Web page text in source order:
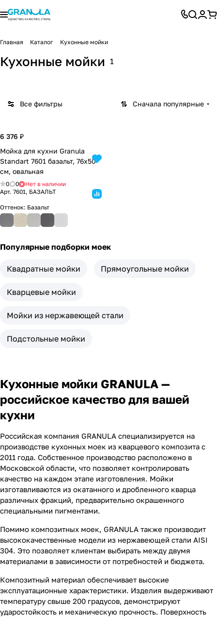
Главная Каталог Кухонные мойки
Кухонные мойки 1
Space
Granula
Все фильтры Сначала популярные
6 376 ₽
Мойка для кухни Granula
Standart 7601 базальт, 76х50
см, овальная
0 0
Нет в наличии
Арт. 7601, БАЗАЛЬТ
Оттенок: Базальт
Популярные подборки моек
Квадратные мойки Прямоугольные мойки
Кварцевые мойки
Мойки из нержавеющей стали
Подстольные мойки
Кухонные мойки GRANULA —
российское качество для вашей
кухни
Российская компания GRANULA специализируется на
производстве кухонных моек из кварцевого композита с
2011 года. Собственное производство расположено в
Московской области, что позволяет контролировать
качество на каждом этапе изготовления. Мойки
изготавливаются из окатанного и дробленного кварца
различных фракций, предварительно окрашенного
специальными пигментами.
Помимо композитных моек, GRANULA также производит
высококачественные модели из нержавеющей стали AISI
304. Это позволяет клиентам выбирать между двумя
материалами в зависимости от потребностей и бюджета.
Композитный материал обеспечивает высокие
эксплуатационные характеристики. Изделия выдерживают
температуру свыше 200 градусов, демонстрируют
ударостойкость и механическую прочность. Поверхность